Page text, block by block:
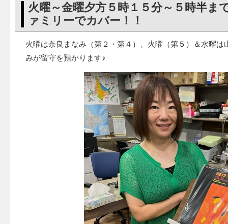
火曜～金曜夕方５時１５分～５時半ま
ァミリーでカバー！！
火曜は奈良まなみ（第２・第４）、火曜（第５）＆水曜
みが留守を預かります♪